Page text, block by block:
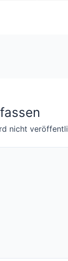
nicht